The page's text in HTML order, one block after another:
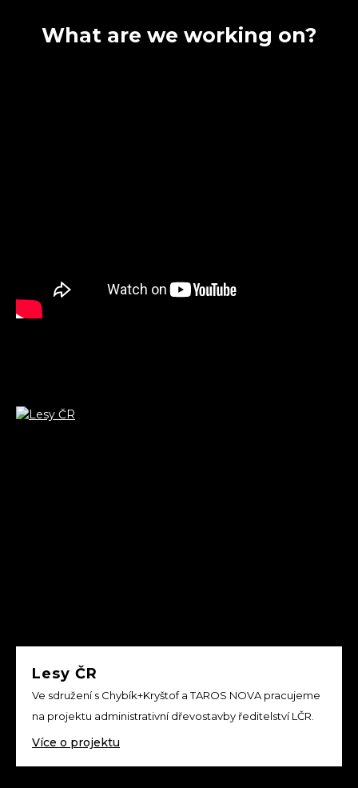
What are we working on?
Lesy ČR
Ve sdružení s Chybík+Kryštof a TAROS NOVA pracujeme
na projektu administrativní dřevostavby ředitelství LČR.
Více o projektu